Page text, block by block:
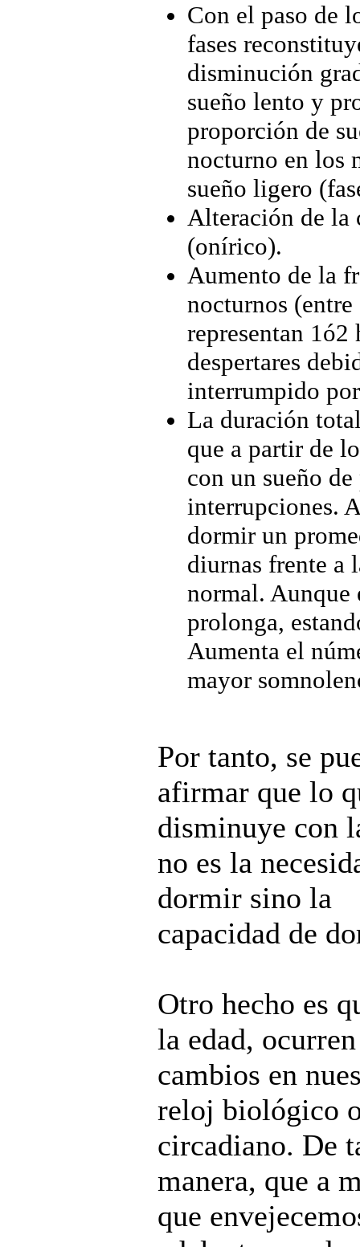
Con el paso de
fases
disminución
sueño lento y
proporción de
nocturno en los
sueño ligero
Alteración de la
(onírico).
Aumento de la
nocturnos
representan
despertares
interrumpido
La duración
que a partir de
con un sueño
interrupciones.
dormir un
diurnas frente a
normal. Aunque
prolonga,
Aumenta el
mayor
Por tanto, se
afirmar que lo
disminuye con
no es la
dormir sino la
capacidad de
Otro hecho es
la edad, ocurren
cambios en
reloj biológico
circadiano. De
manera, que a
que